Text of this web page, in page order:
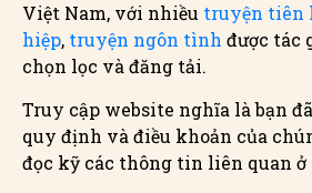
Việt Nam, với nhiều truyện tiên
hiệp, truyện ngôn tình được tác
chọn lọc và đăng tải.
Truy cập website nghĩa là bạn
quy định và điều khoản của
đọc kỹ các thông tin liên quan ở